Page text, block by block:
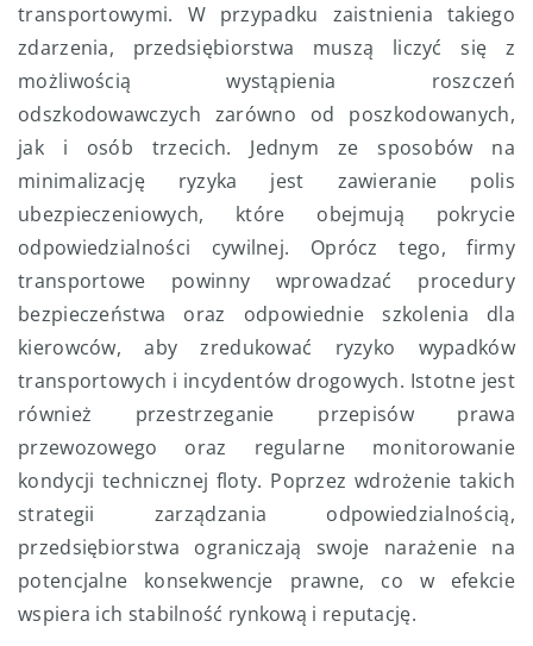
transportowymi. W przypadku zaistnienia takiego
zdarzenia, przedsiębiorstwa muszą liczyć się z
możliwością wystąpienia roszczeń
odszkodowawczych zarówno od poszkodowanych,
jak i osób trzecich. Jednym ze sposobów na
minimalizację ryzyka jest zawieranie polis
ubezpieczeniowych, które obejmują pokrycie
odpowiedzialności cywilnej. Oprócz tego, firmy
transportowe powinny wprowadzać procedury
bezpieczeństwa oraz odpowiednie szkolenia dla
kierowców, aby zredukować ryzyko wypadków
transportowych i incydentów drogowych. Istotne jest
również przestrzeganie przepisów prawa
przewozowego oraz regularne monitorowanie
kondycji technicznej floty. Poprzez wdrożenie takich
strategii zarządzania odpowiedzialnością,
przedsiębiorstwa ograniczają swoje narażenie na
potencjalne konsekwencje prawne, co w efekcie
wspiera ich stabilność rynkową i reputację.